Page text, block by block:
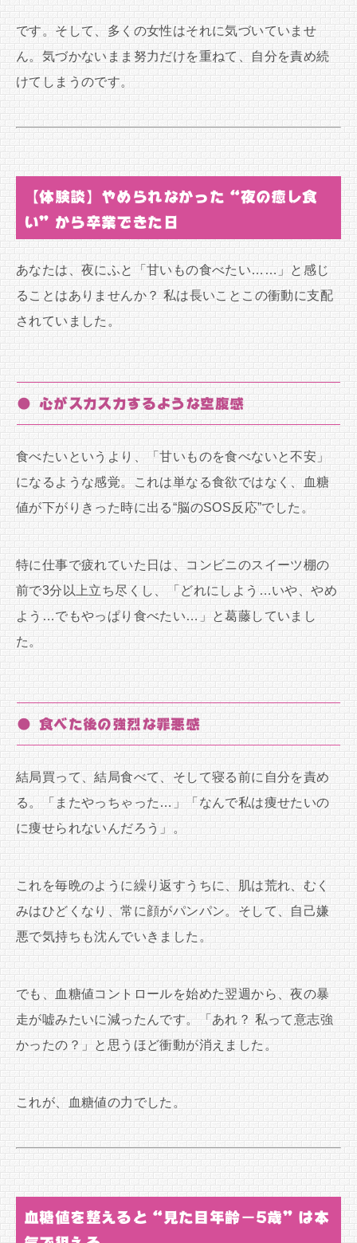
です。そして、多くの女性はそれに気づいていませ
ん。気づかないまま努力だけを重ねて、自分を責め続
けてしまうのです。
【体験談】やめられなかった“夜の癒し食
い”から卒業できた日
あなたは、夜にふと「甘いもの食べたい……」と感じ
ることはありませんか？ 私は長いことこの衝動に支配
されていました。
● 心がスカスカするような空腹感
食べたいというより、「甘いものを食べないと不安」
になるような感覚。これは単なる食欲ではなく、血糖
値が下がりきった時に出る“脳のSOS反応”でした。
特に仕事で疲れていた日は、コンビニのスイーツ棚の
前で3分以上立ち尽くし、「どれにしよう…いや、やめ
よう…でもやっぱり食べたい…」と葛藤していまし
た。
● 食べた後の強烈な罪悪感
結局買って、結局食べて、そして寝る前に自分を責め
る。「またやっちゃった…」「なんで私は痩せたいの
に痩せられないんだろう」。
これを毎晩のように繰り返すうちに、肌は荒れ、むく
みはひどくなり、常に顔がパンパン。そして、自己嫌
悪で気持ちも沈んでいきました。
でも、血糖値コントロールを始めた翌週から、夜の暴
走が嘘みたいに減ったんです。「あれ？ 私って意志強
かったの？」と思うほど衝動が消えました。
これが、血糖値の力でした。
血糖値を整えると“見た目年齢−5歳”は本